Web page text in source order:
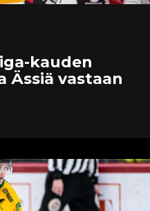
kauden
Ässiä vastaan